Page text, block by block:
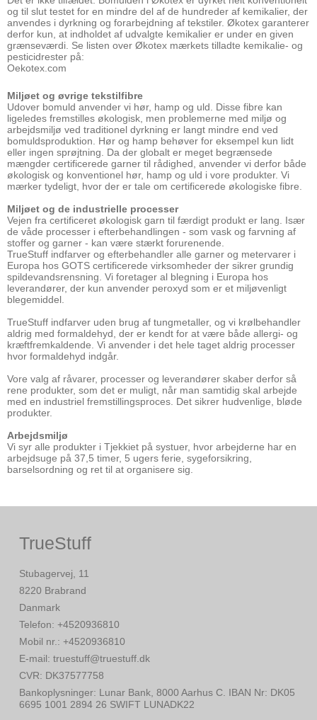
og til slut testet for en mindre del af de hundreder af kemikalier, der
anvendes i dyrkning og forarbejdning af tekstiler. Økotex garanterer
derfor kun, at indholdet af udvalgte kemikalier er under en given
grænseværdi. Se listen over Økotex mærkets tilladte kemikalie- og
pesticidrester på:
Oekotex.com
Miljøet og øvrige tekstilfibre
Udover bomuld anvender vi hør, hamp og uld. Disse fibre kan
ligeledes fremstilles økologisk, men problemerne med miljø og
arbejdsmiljø ved traditionel dyrkning er langt mindre end ved
bomuldsproduktion. Hør og hamp behøver for eksempel kun lidt
eller ingen sprøjtning. Da der globalt er meget begrænsede
mængder certificerede garner til rådighed, anvender vi derfor både
økologisk og konventionel hør, hamp og uld i vore produkter. Vi
mærker tydeligt, hvor der er tale om certificerede økologiske fibre.
Miljøet og de industrielle processer
Vejen fra certificeret økologisk garn til færdigt produkt er lang. Især
de våde processer i efterbehandlingen - som vask og farvning af
stoffer og garner - kan være stærkt forurenende.
TrueStuff indfarver og efterbehandler alle garner og metervarer i
Europa hos GOTS certificerede virksomheder der sikrer grundig
spildevandsrensning. Vi foretager al blegning i Europa hos
leverandører, der kun anvender peroxyd som er et miljøvenligt
blegemiddel.
TrueStuff indfarver uden brug af tungmetaller, og vi krølbehandler
aldrig med formaldehyd, der er kendt for at være både allergi- og
kræftfremkaldende. Vi anvender i det hele taget aldrig processer
hvor formaldehyd indgår.
Vore valg af råvarer, processer og leverandører skaber derfor så
rene produkter, som det er muligt, når man samtidig skal arbejde
med en industriel fremstillingsproces. Det sikrer hudvenlige, bløde
produkter.
Arbejdsmiljø
Vi syr alle produkter i Tjekkiet på systuer, hvor arbejderne har en
arbejdsuge på 37,5 timer, 5 ugers ferie, sygeforsikring,
barselsordning og ret til at organisere sig.
TrueStuff
Stubagervej, 11
8220 Brabrand
Danmark
Telefon: +4520936810
Mobil nr. : +4520936810
E-mail: truestuff@truestuff.dk
CVR: DK37577758
Bankoplysninger: Lunar Bank, 8000 Aarhus C. IBAN Nr: DK05
6695 1001 2894 26 SWIFT LUNADK22